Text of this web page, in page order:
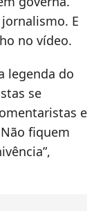
E
no vídeo.
legenda do
se
e
fiquem